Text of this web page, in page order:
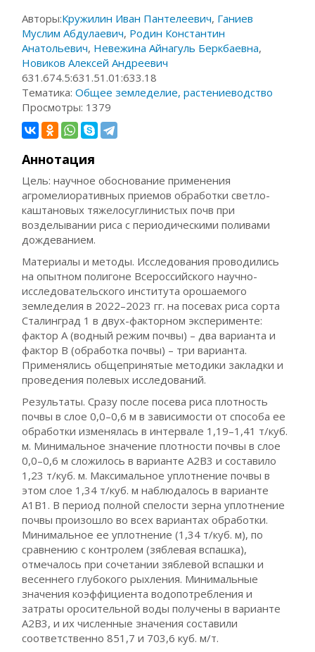
Авторы:Кружилин Иван Пантелеевич, Ганиев
Муслим Абдулаевич, Родин Константин
Анатольевич, Невежина Айнагуль Беркбаевна,
Новиков Алексей Андреевич
631.674.5:631.51.01:633.18
Тематика:Общее земледелие, растениеводство
Просмотры: 1379
Аннотация
Цель: научное обоснование применения
агромелиоративных приемов обработки светло-
каштановых тяжелосуглинистых почв при
возделывании риса с периодическими поливами
дождеванием.
Материалы и методы. Исследования проводились
на опытном полигоне Всероссийского научно-
исследовательского института орошаемого
земледелия в 2022–2023 гг. на посевах риса сорта
Сталинград 1 в двух-факторном эксперименте:
фактор А (водный режим почвы) – два варианта и
фактор В (обработка почвы) – три варианта.
Применялись общепринятые методики закладки и
проведения полевых исследований.
Результаты. Сразу после посева риса плотность
почвы в слое 0,0–0,6 м в зависимости от способа ее
обработки изменялась в интервале 1,19–1,41 т/куб.
м. Минимальное значение плотности почвы в слое
0,0–0,6 м сложилось в варианте А2В3 и составило
1,23 т/куб. м. Максимальное уплотнение почвы в
этом слое 1,34 т/куб. м наблюдалось в варианте
А1В1. В период полной спелости зерна уплотнение
почвы произошло во всех вариантах обработки.
Минимальное ее уплотнение (1,34 т/куб. м), по
сравнению с контролем (зяблевая вспашка),
отмечалось при сочетании зяблевой вспашки и
весеннего глубокого рыхления. Минимальные
значения коэффициента водопотребления и
затраты оросительной воды получены в варианте
А2В3, и их численные значения составили
соответственно 851,7 и 703,6 куб. м/т.